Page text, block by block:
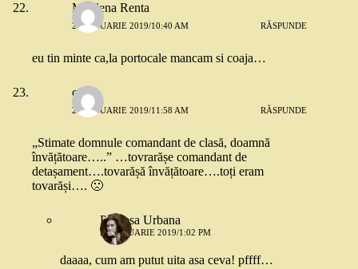
Marilena Renta
24 IANUARIE 2019/10:40 AM RĂSPUNDE
eu tin minte ca,la portocale mancam si coaja…
cris
24 IANUARIE 2019/11:58 AM RĂSPUNDE
„Stimate domnule comandant de clasă, doamnă
învățătoare…..” …tovrarășe comandant de
detașament….tovarășă învățătoare….toți eram
tovarăși…. 🙁
Printesa Urbana
24 IANUARIE 2019/1:02 PM
daaaa, cum am putut uita asa ceva! pffff…